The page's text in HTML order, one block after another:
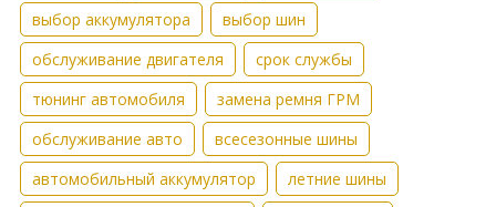
выбор аккумулятора
выбор шин
обслуживание двигателя
срок службы
тюнинг автомобиля
замена ремня ГРМ
обслуживание авто
всесезонные шины
автомобильный аккумулятор
летние шины